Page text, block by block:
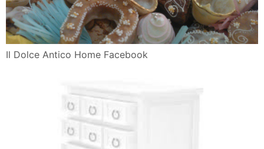
Il Dolce Antico Home Facebook